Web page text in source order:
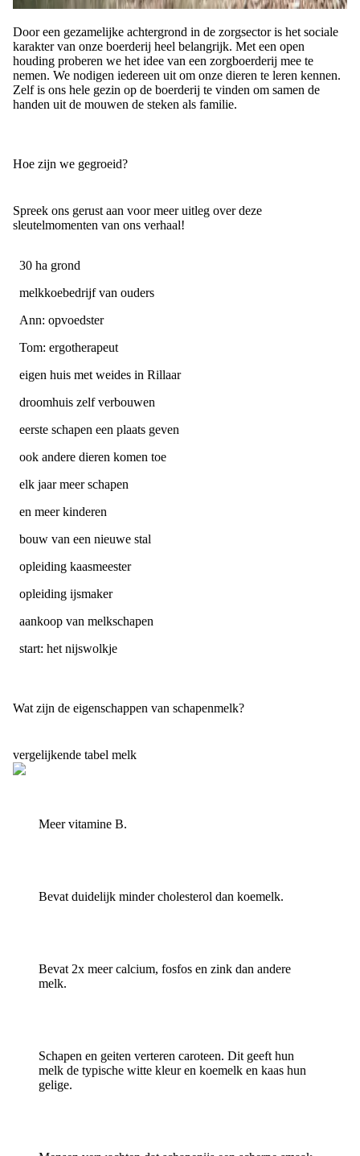
Door een gezamelijke achtergrond in de zorgsector is het sociale
karakter van onze boerderij heel belangrijk. Met een open
houding proberen we het idee van een zorgboerderij mee te
nemen. We nodigen iedereen uit om onze dieren te leren kennen.
Zelf is ons hele gezin op de boerderij te vinden om samen de
handen uit de mouwen de steken als familie.
Hoe zijn we gegroeid?
Spreek ons gerust aan voor meer uitleg over deze
sleutelmomenten van ons verhaal!
30 ha grond
melkkoebedrijf van ouders
Ann: opvoedster
Tom: ergotherapeut
eigen huis met weides in Rillaar
droomhuis zelf verbouwen
eerste schapen een plaats geven
ook andere dieren komen toe
elk jaar meer schapen
en meer kinderen
bouw van een nieuwe stal
opleiding kaasmeester
opleiding ijsmaker
aankoop van melkschapen
start: het nijswolkje
Wat zijn de eigenschappen van schapenmelk?
vergelijkende tabel melk
Meer vitamine B.
Bevat duidelijk minder cholesterol dan koemelk.
Bevat 2x meer calcium, fosfos en zink dan andere
melk.
Schapen en geiten verteren caroteen. Dit geeft hun
melk de typische witte kleur en koemelk en kaas hun
gelige.